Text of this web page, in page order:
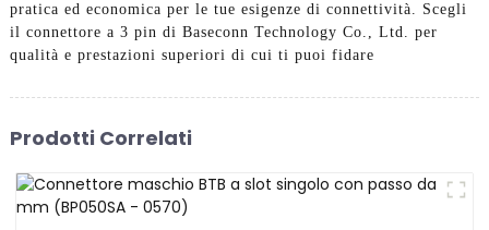
pratica ed economica per le tue esigenze di connettività. Scegli
il connettore a 3 pin di Baseconn Technology Co., Ltd. per
qualità e prestazioni superiori di cui ti puoi fidare
Prodotti Correlati